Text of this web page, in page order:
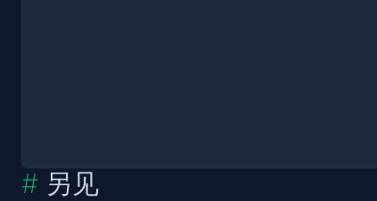
另见